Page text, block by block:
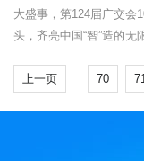
大盛事，第124届广交会
头，齐亮中国“智”造的无
上一页
70